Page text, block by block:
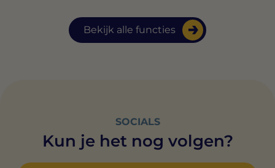
Bekijk alle functies
SOCIALS
Kun je het nog volgen?